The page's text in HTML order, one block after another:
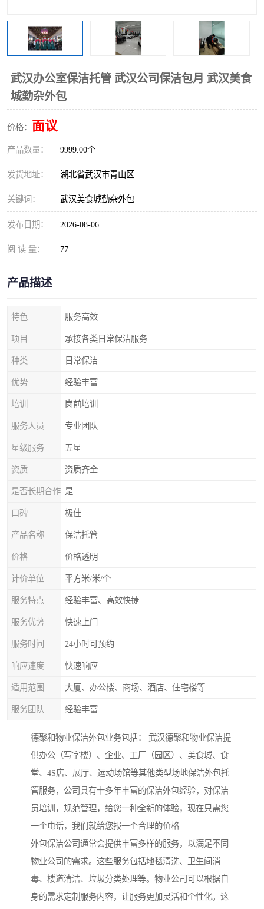
武汉办公室保洁托管 武汉公司保洁包月 武汉美食
城勤杂外包
价格： 面议
产品数量： 9999.00个
发货地址： 湖北省武汉市青山区
关键词： 武汉美食城勤杂外包
发布日期： 2026-08-06
阅 读 量： 77
产品描述
特色 服务高效
项目 承接各类日常保洁服务
种类 日常保洁
优势 经验丰富
培训 岗前培训
服务人员 专业团队
星级服务 五星
资质 资质齐全
是否长期合作 是
口碑 极佳
产品名称 保洁托管
价格 价格透明
计价单位 平方米/米/个
服务特点 经验丰富、高效快捷
服务优势 快速上门
服务时间 24小时可预约
响应速度 快速响应
适用范围 大厦、办公楼、商场、酒店、住宅楼等
服务团队 经验丰富
德聚和物业保洁外包业务包括： 武汉德聚和物业保洁提
供办公（写字楼）、企业、工厂（园区）、美食城、食
堂、4S店、展厅、运动场馆等其他类型场地保洁外包托
管服务，公司具有十多年丰富的保洁外包经验，对保洁
员培训，规范管理，给您一种全新的体验，现在只需您
一个电话，我们就给您报一个合理的价格
外包保洁公司通常会提供丰富多样的服务，以满足不同
物业公司的需求。这些服务包括地毯清洗、卫生间消
毒、楼道清洁、垃圾分类处理等。物业公司可以根据自
身的需求定制服务内容，让服务更加灵活和个性化。这